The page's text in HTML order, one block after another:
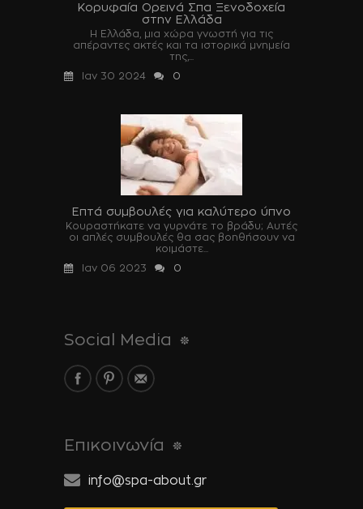
Κορυφαία Ορεινά Σπα Ξενοδοχεία
στην Ελλάδα
Η Ελλάδα, μια χώρα γνωστή για τις
απέραντες ακτές και τα ιστορικά μνημεία
της,...
Ιαν 30 2024
0
Επτά συμβουλές για καλύτερο ύπνο
Κουραστήκατε να γυρνάτε το βράδυ; Αυτές
οι απλές συμβουλές θα σας βοηθήσουν να
κοιμάστε...
Ιαν 06 2023
0
Social Media
Επικοινωνία
info@spa-about.gr